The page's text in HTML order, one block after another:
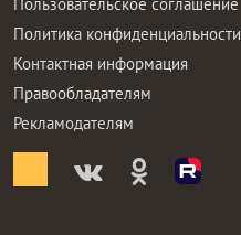
Пользовательское соглашение
Политика конфиденциальности
Контактная информация
Правообладателям
Рекламодателям